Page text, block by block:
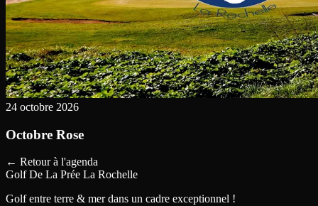
24 octobre 2026
Octobre Rose
← Retour à l'agenda
Golf De La Prée La Rochelle
Golf entre terre & mer dans un cadre exceptionnel !